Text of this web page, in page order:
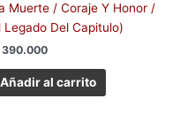
Muerte / Coraje Y Honor /
Legado Del Capitulo)
390.000
Añadir al carrito